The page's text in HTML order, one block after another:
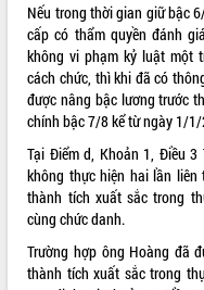
Nếu trong thời gian giữ bậc
cấp có thẩm quyền đánh
không vi phạm kỷ luật một
cách chức, thì khi đã có
được nâng bậc lương trước
chính bậc 7/8 kể từ ngày 1/
Tại Điểm d, Khoản 1, Điều
không thực hiện hai lần
thành tích xuất sắc trong
cùng chức danh.
Trường hợp ông Hoàng đã
thành tích xuất sắc trong